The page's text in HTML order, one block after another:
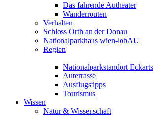
Das fahrende Autheater
Wanderrouten
Verhalten
Schloss Orth an der Donau
Nationalparkhaus wien-lobAU
Region
Nationalparkstandort
Auterrasse
Ausflugstipps
Tourismus
Wissen
Natur & Wissenschaft